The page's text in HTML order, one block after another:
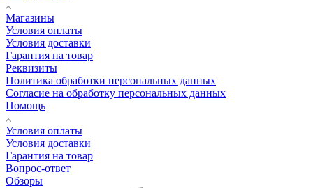
Магазины
Условия оплаты
Условия доставки
Гарантия на товар
Реквизиты
Политика обработки персональных данных
Согласие на обработку персональных данных
Помощь
Условия оплаты
Условия доставки
Гарантия на товар
Вопрос-ответ
Обзоры